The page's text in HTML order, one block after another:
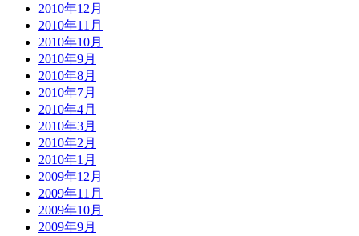
2010年12月
2010年11月
2010年10月
2010年9月
2010年8月
2010年7月
2010年4月
2010年3月
2010年2月
2010年1月
2009年12月
2009年11月
2009年10月
2009年9月